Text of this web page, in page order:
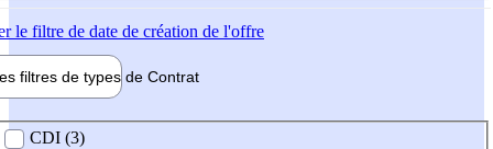
le filtre de date de création de l'offre
filtres de types de Contrat
contrat
CDI (3)